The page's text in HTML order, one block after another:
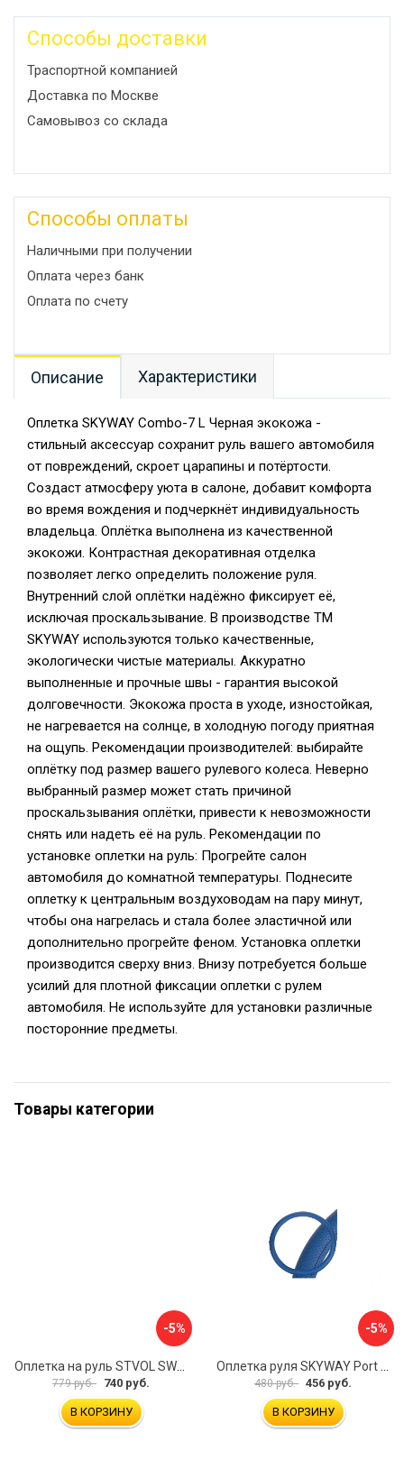
Способы доставки
Траспортной компанией
Доставка по Москве
Самовывоз со склада
Способы оплаты
Наличными при получении
Оплата через банк
Оплата по счету
Описание Характеристики
Оплетка SKYWAY Combo-7 L Черная экокожа -
стильный аксессуар сохранит руль вашего автомобиля
от повреждений, скроет царапины и потёртости.
Создаст атмосферу уюта в салоне, добавит комфорта
во время вождения и подчеркнёт индивидуальность
владельца. Оплётка выполнена из качественной
экокожи. Контрастная декоративная отделка
позволяет легко определить положение руля.
Внутренний слой оплётки надёжно фиксирует её,
исключая проскальзывание. В производстве TM
SKYWAY используются только качественные,
экологически чистые материалы. Аккуратно
выполненные и прочные швы - гарантия высокой
долговечности. Экокожа проста в уходе, изностойкая,
не нагревается на солнце, в холодную погоду приятная
на ощупь. Рекомендации производителей: выбирайте
оплётку под размер вашего рулевого колеса. Неверно
выбранный размер может стать причиной
проскальзывания оплётки, привести к невозможности
снять или надеть её на руль. Рекомендации по
установке оплетки на руль: Прогрейте салон
автомобиля до комнатной температуры. Поднесите
оплетку к центральным воздуховодам на пару минут,
чтобы она нагрелась и стала более эластичной или
дополнительно прогрейте феном. Установка оплетки
производится сверху вниз. Внизу потребуется больше
усилий для плотной фиксации оплетки с рулем
автомобиля. Не используйте для установки различные
посторонние предметы.
Товары категории
-5%
779 руб. 740 руб.
В КОРЗИНУ
-5%
480 руб. 456 руб.
В КОРЗИНУ